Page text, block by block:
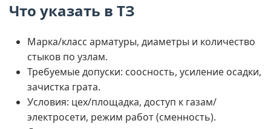
Что указать в ТЗ
Марка/класс арматуры, диаметры и количество
стыков по узлам.
Требуемые допуски: соосность, усиление осадки,
зачистка грата.
Условия: цех/площадка, доступ к газам/
электросети, режим работ (сменность).